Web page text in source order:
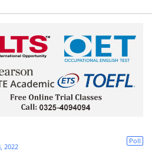
Poll
2022